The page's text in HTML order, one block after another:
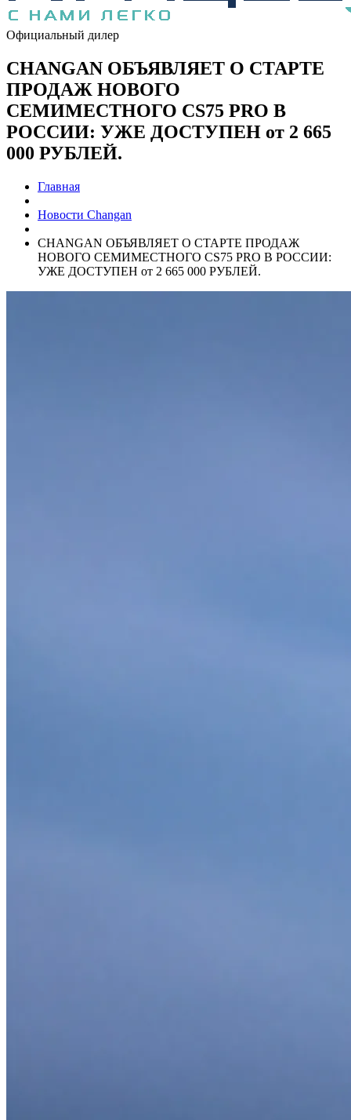
Официальный дилер
CHANGAN ОБЪЯВЛЯЕТ О СТАРТЕ
ПРОДАЖ НОВОГО
СЕМИМЕСТНОГО CS75 PRO В
РОССИИ: УЖЕ ДОСТУПЕН от 2 665
000 РУБЛЕЙ.
Главная
Новости Changan
CHANGAN ОБЪЯВЛЯЕТ О СТАРТЕ ПРОДАЖ
НОВОГО СЕМИМЕСТНОГО CS75 PRO В РОССИИ:
УЖЕ ДОСТУПЕН от 2 665 000 РУБЛЕЙ.